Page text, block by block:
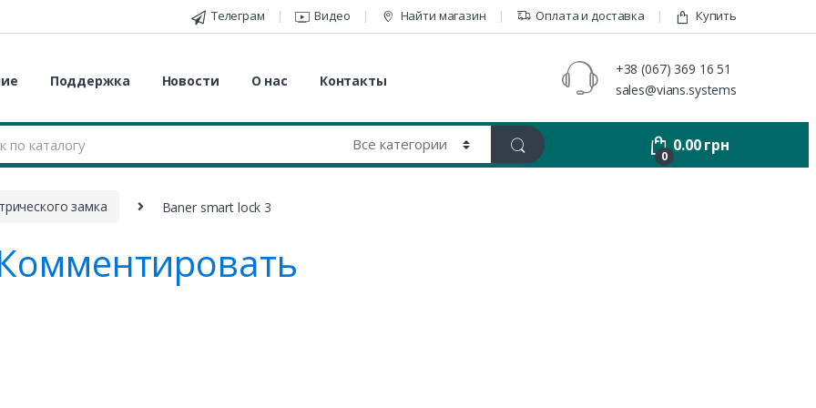
Телеграм Видео Найти магазин Оплата и доставка Купить
Поддержка Новости О нас Контакты
+38 (067) 369 16 51
sales@vians.systems
0
0.00грн
замка Baner smart lock 3